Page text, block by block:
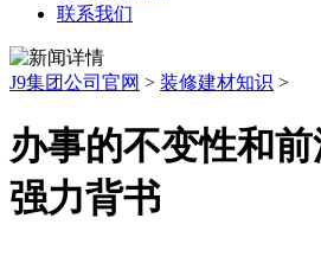
联系我们
J9集团公司官网 > 装修建材知识 >
办事的不变性和
强力背书